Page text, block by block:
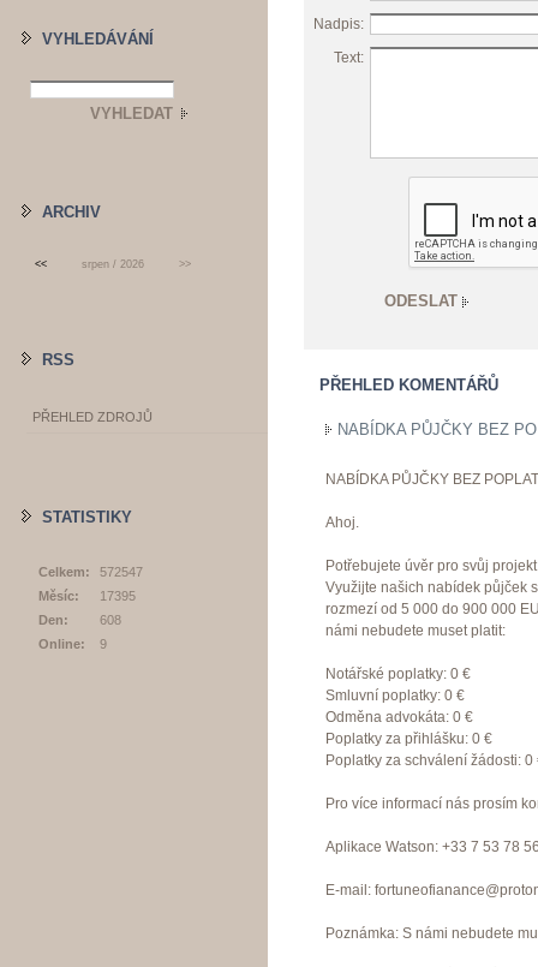
Nadpis:
Text:
PŘEHLED KOMENTÁŘŮ
NABÍDKA PŮJČKY BEZ
NABÍDKA PŮJČKY BEZ
Ahoj.
Potřebujete úvěr pro svůj
Využijte našich nabídek půjček
rozmezí od 5 000 do 900 000
námi nebudete muset platit:
Notářské poplatky: 0 €
Smluvní poplatky: 0 €
Odměna advokáta: 0 €
Poplatky za přihlášku: 0 €
Poplatky za schválení žádosti: 0
Pro více informací nás prosím
Aplikace Watson: +33 7 53 78
E-mail:
Poznámka: S námi nebudete
VYHLEDÁVÁNÍ
ARCHIV
<< srpen / 2026 >>
RSS
PŘEHLED ZDROJŮ
STATISTIKY
Online: 9
Celkem:
572547
Měsíc:
17395
Den:
608